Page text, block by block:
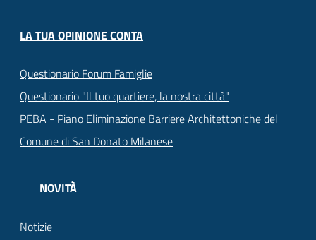
LA TUA OPINIONE CONTA
Questionario Forum Famiglie
Questionario "Il tuo quartiere, la nostra città"
PEBA - Piano Eliminazione Barriere Architettoniche del
Comune di San Donato Milanese
NOVITÀ
Notizie